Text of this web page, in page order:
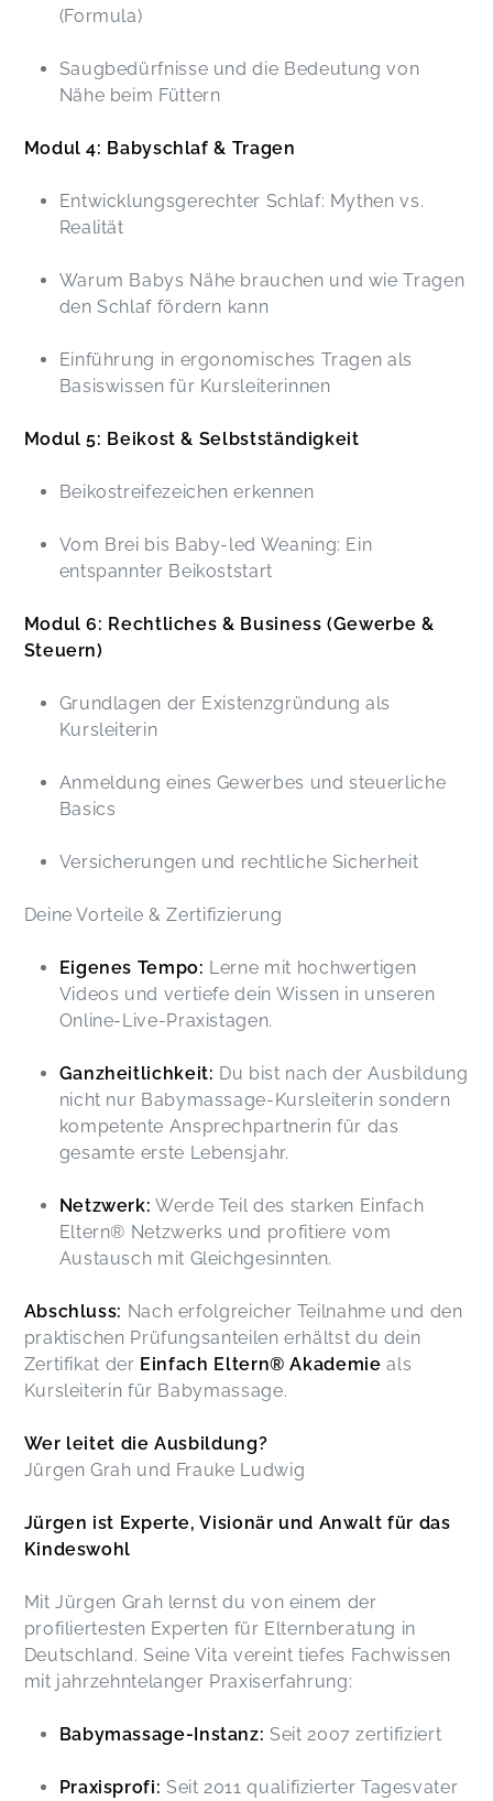
(Formula)
Saugbedürfnisse und die Bedeutung von
Nähe beim Füttern
Modul 4: Babyschlaf & Tragen
Entwicklungsgerechter Schlaf: Mythen vs.
Realität
Warum Babys Nähe brauchen und wie Tragen
den Schlaf fördern kann
Einführung in ergonomisches Tragen als
Basiswissen für Kursleiterinnen
Modul 5: Beikost & Selbstständigkeit
Beikostreifezeichen erkennen
Vom Brei bis Baby-led Weaning: Ein
entspannter Beikoststart
Modul 6: Rechtliches & Business (Gewerbe &
Steuern)
Grundlagen der Existenzgründung als
Kursleiterin
Anmeldung eines Gewerbes und steuerliche
Basics
Versicherungen und rechtliche Sicherheit
Deine Vorteile & Zertifizierung
Eigenes Tempo: Lerne mit hochwertigen
Videos und vertiefe dein Wissen in unseren
Online-Live-Praxistagen.
Ganzheitlichkeit: Du bist nach der Ausbildung
nicht nur Babymassage-Kursleiterin sondern
kompetente Ansprechpartnerin für das
gesamte erste Lebensjahr.
Netzwerk: Werde Teil des starken Einfach
Eltern® Netzwerks und profitiere vom
Austausch mit Gleichgesinnten.
Abschluss: Nach erfolgreicher Teilnahme und den
praktischen Prüfungsanteilen erhältst du dein
Zertifikat der Einfach Eltern® Akademie als
Kursleiterin für Babymassage.
Wer leitet die Ausbildung?
Jürgen Grah und Frauke Ludwig
Jürgen ist Experte, Visionär und Anwalt für das
Kindeswohl
Mit Jürgen Grah lernst du von einem der
profiliertesten Experten für Elternberatung in
Deutschland. Seine Vita vereint tiefes Fachwissen
mit jahrzehntelanger Praxiserfahrung:
Babymassage-Instanz: Seit 2007 zertifiziert
Praxisprofi: Seit 2011 qualifizierter Tagesvater